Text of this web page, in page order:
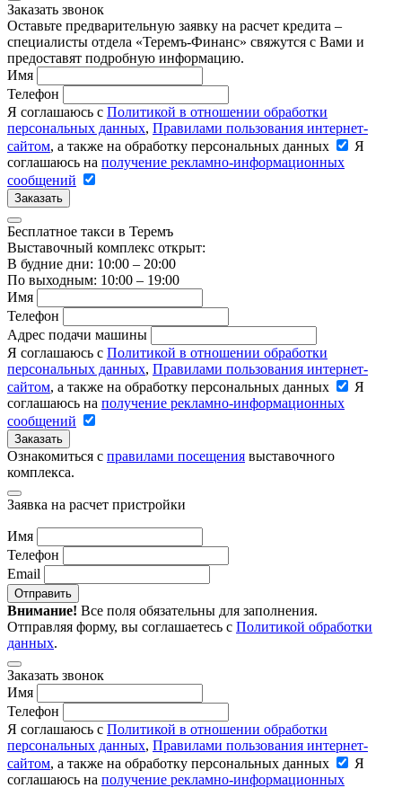
Заказать звонок
Оставьте предварительную заявку на расчет кредита –
специалисты отдела «Теремъ-Финанс» свяжутся с Вами и
предоставят подробную информацию.
Имя
Телефон
Я соглашаюсь с Политикой в отношении обработки
персональных данных, Правилами пользования интернет-
сайтом, а также на обработку персональных данных
Я
соглашаюсь на получение рекламно-информационных
сообщений
Заказать
Бесплатное такси в Теремъ
Выставочный комплекс открыт:
В будние дни: 10:00 – 20:00
По выходным: 10:00 – 19:00
Имя
Телефон
Адрес подачи машины
Я соглашаюсь с Политикой в отношении обработки
персональных данных, Правилами пользования интернет-
сайтом, а также на обработку персональных данных
Я
соглашаюсь на получение рекламно-информационных
сообщений
Заказать
Ознакомиться с правилами посещения выставочного
комплекса.
Заявка на расчет пристройки
Имя
Телефон
Email
Отправить
Внимание! Все поля обязательны для заполнения.
Отправляя форму, вы соглашаетесь с Политикой обработки
данных.
Заказать звонок
Имя
Телефон
Я соглашаюсь с Политикой в отношении обработки
персональных данных, Правилами пользования интернет-
сайтом, а также на обработку персональных данных
Я
соглашаюсь на получение рекламно-информационных